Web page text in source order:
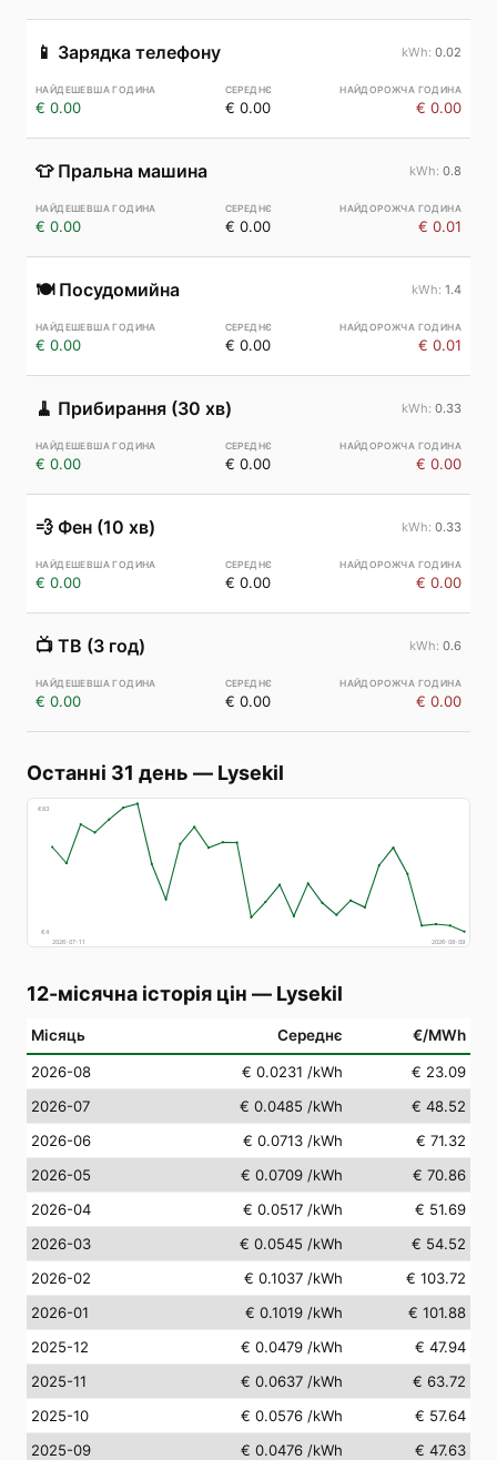
📱 Зарядка телефону 0.02
€ 0.00 € 0.00 € 0.00
👕 Пральна машина 0.8
€ 0.00 € 0.00 € 0.01
🍽️ Посудомийна 1.4
€ 0.00 € 0.00 € 0.01
🧹 Прибирання (30 хв) 0.33
€ 0.00 € 0.00 € 0.00
💨 Фен (10 хв) 0.33
€ 0.00 € 0.00 € 0.00
📺 ТВ (3 год) 0.6
€ 0.00 € 0.00 € 0.00
Останні 31 день — Lysekil
€83
€4
2026-07-11
2026-08-09
12-місячна історія цін — Lysekil
Місяць Середнє €/MWh
2026-08 € 0.0231 /kWh
€ 23.09
2026-07
€ 0.0485 /kWh
€ 48.52
2026-06
€ 0.0713 /kWh
€ 71.32
2026-05
€ 0.0709 /kWh
€ 70.86
2026-04
€ 0.0517 /kWh
€ 51.69
2026-03
€ 0.0545 /kWh
€ 54.52
2026-02
€ 0.1037 /kWh
€ 103.72
2026-01
€ 0.1019 /kWh
€ 101.88
2025-12
€ 0.0479 /kWh
€ 47.94
2025-11
€ 0.0637 /kWh
€ 63.72
2025-10
€ 0.0576 /kWh
€ 57.64
2025-09
€ 0.0476 /kWh € 47.63